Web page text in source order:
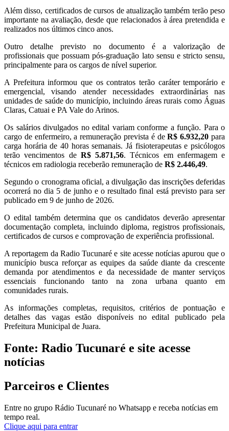
Além disso, certificados de cursos de atualização também terão peso
importante na avaliação, desde que relacionados à área pretendida e
realizados nos últimos cinco anos.
Outro detalhe previsto no documento é a valorização de
profissionais que possuam pós-graduação lato sensu e stricto sensu,
principalmente para os cargos de nível superior.
A Prefeitura informou que os contratos terão caráter temporário e
emergencial, visando atender necessidades extraordinárias nas
unidades de saúde do município, incluindo áreas rurais como Águas
Claras, Catuai e PA Vale do Arinos.
Os salários divulgados no edital variam conforme a função. Para o
cargo de enfermeiro, a remuneração prevista é deR$ 6.932,20 para
carga horária de 40 horas semanais. Já fisioterapeutas e psicólogos
terão vencimentos de R$ 5.871,56. Técnicos em enfermagem e
técnicos em radiologia receberão remuneração de R$ 2.446,49.
Segundo o cronograma oficial, a divulgação das inscrições deferidas
ocorrerá no dia 5 de junho e o resultado final está previsto para ser
publicado em 9 de junho de 2026.
O edital também determina que os candidatos deverão apresentar
documentação completa, incluindo diploma, registros profissionais,
certificados de cursos e comprovação de experiência profissional.
A reportagem da Radio Tucunaré e site acesse notícias apurou que o
município busca reforçar as equipes da saúde diante da crescente
demanda por atendimentos e da necessidade de manter serviços
essenciais funcionando tanto na zona urbana quanto em
comunidades rurais.
As informações completas, requisitos, critérios de pontuação e
detalhes das vagas estão disponíveis no edital publicado pela
Prefeitura Municipal de Juara.
Fonte: Radio Tucunaré e site acesse
notícias
Parceiros e Clientes
Entre no grupo Rádio Tucunaré no Whatsapp e receba notícias em
tempo real.
Clique aqui para entrar